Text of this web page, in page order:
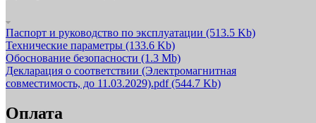
Паспорт и руководство по эксплуатации (513.5 Kb)
Технические параметры (133.6 Kb)
Обоснование безопасности (1.3 Mb)
Декларация о соответствии (Электромагнитная
совместимость, до 11.03.2029).pdf(544.7 Kb)
Оплата